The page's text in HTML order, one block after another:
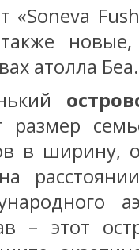
«Soneva
атолла Беа.
размер
в ширину,
– этот